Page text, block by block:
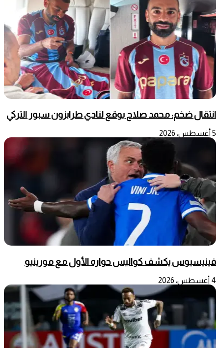
انتقال ضخم: محمد صلاح يوقع لنادي طرابزون سبور التركي
5 أغسطس، 2026
فينيسيوس يكشف كواليس حواره الأول مع مورينيو
4 أغسطس، 2026